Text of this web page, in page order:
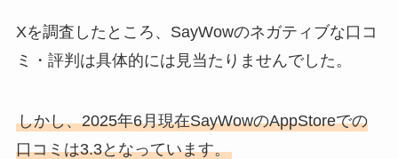
Xを調査したところ、SayWowのネガティブな口コ
ミ・評判は具体的には見当たりませんでした。
しかし、2025年6月現在SayWowのAppStoreでの
口コミは3.3となっています。